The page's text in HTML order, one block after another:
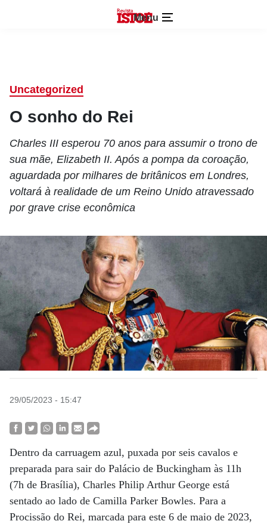
Menu
Uncategorized
O sonho do Rei
Charles III esperou 70 anos para assumir o trono de
sua mãe, Elizabeth II. Após a pompa da coroação,
aguardada por milhares de britânicos em Londres,
voltará à realidade de um Reino Unido atravessado
por grave crise econômica
29/05/2023 - 15:47
Dentro da carruagem azul, puxada por seis cavalos e
preparada para sair do Palácio de Buckingham às 11h
(7h de Brasília), Charles Philip Arthur George está
sentado ao lado de Camilla Parker Bowles. Para a
Procissão do Rei, marcada para este 6 de maio de 2023,